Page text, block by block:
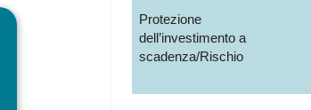
Protezione
dell’investimento a
scadenza/Rischio